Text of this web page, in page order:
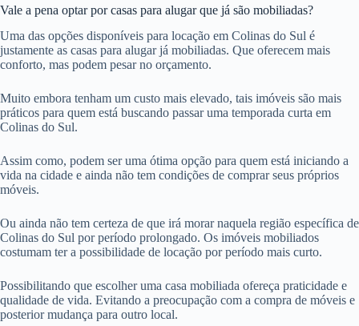
Vale a pena optar por casas para alugar que já são mobiliadas?
Uma das opções disponíveis para locação em Colinas do Sul é
justamente as casas para alugar já mobiliadas. Que oferecem mais
conforto, mas podem pesar no orçamento.
Muito embora tenham um custo mais elevado, tais imóveis são mais
práticos para quem está buscando passar uma temporada curta em
Colinas do Sul.
Assim como, podem ser uma ótima opção para quem está iniciando a
vida na cidade e ainda não tem condições de comprar seus próprios
móveis.
Ou ainda não tem certeza de que irá morar naquela região específica de
Colinas do Sul por período prolongado. Os imóveis mobiliados
costumam ter a possibilidade de locação por período mais curto.
Possibilitando que escolher uma casa mobiliada ofereça praticidade e
qualidade de vida. Evitando a preocupação com a compra de móveis e
posterior mudança para outro local.